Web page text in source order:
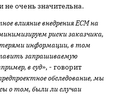
не очень значительна.
влияние внедренияECM на
риски заказчика,
информации, в том
запрашиваемую
в суд», - говорит
обследование, мы
о том, были ли случаи